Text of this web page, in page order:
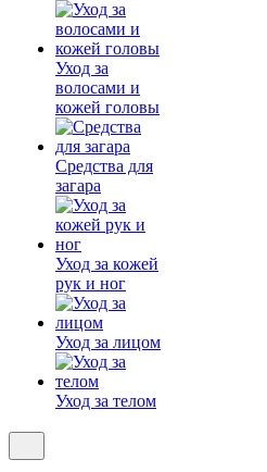
Уход за
волосами и
кожей головы
Средства для
загара
Уход за кожей
рук и ног
Уход за лицом
Уход за телом